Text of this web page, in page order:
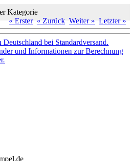
Kategorie
« Erster « Zurück Weiter » Letzter »
bei Standardversand.
und Informationen zur Berechnung